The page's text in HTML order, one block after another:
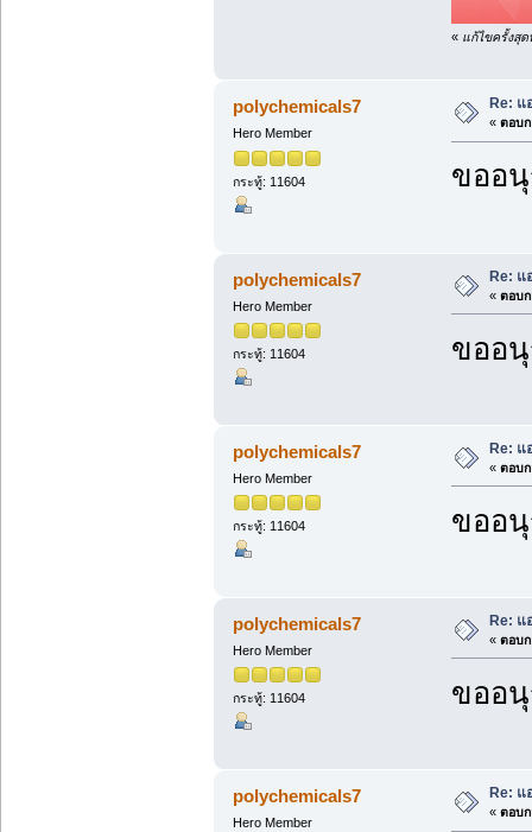
« แก้ไขครั้งสุ
polychemicals7
Hero Member
กระทู้: 11604
Re:
« ตอบก
ขออ
polychemicals7
Hero Member
กระทู้: 11604
Re: แ
« ตอบก
ขออ
polychemicals7
Hero Member
กระทู้: 11604
Re: แ
« ตอบก
ขออ
polychemicals7
Hero Member
กระทู้: 11604
Re:
« ตอบก
ขออ
polychemicals7
Hero Member
Re:
« ตอบก